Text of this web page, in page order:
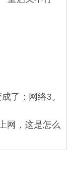
了：网络3。
网，这是怎么